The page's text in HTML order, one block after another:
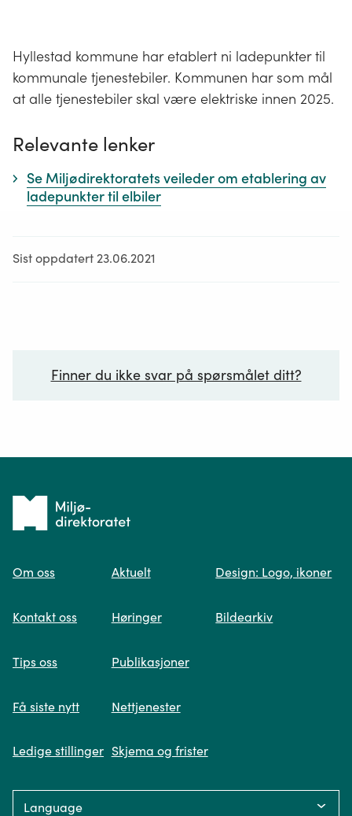
Hyllestad kommune har etablert ni ladepunkter til
kommunale tjenestebiler. Kommunen har som mål
at alle tjenestebiler skal være elektriske innen 2025.
Relevante lenker
Se Miljødirektoratets veileder om etablering av
ladepunkter til elbiler
Sist oppdatert 23.06.2021
Finner du ikke svar på spørsmålet ditt?
Spør oss
søk og viser deg vår mest relevante
Fikk du ikke svar på spørsmålet ditt?
Tilbake
forsiden
Om oss
Kontakt oss
Tips oss
Få siste nytt
Ledige stillinger
Aktuelt
Høringer
Publikasjoner
Nettjenester
Skjema og frister
Design: Logo, ikoner
Bildearkiv